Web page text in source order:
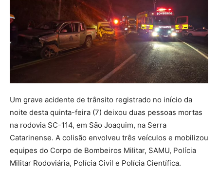
Um grave acidente de trânsito registrado no início da
noite desta quinta-feira (7) deixou duas pessoas mortas
na rodovia SC-114, em São Joaquim, na Serra
Catarinense. A colisão envolveu três veículos e mobilizou
equipes do Corpo de Bombeiros Militar, SAMU, Polícia
Militar Rodoviária, Polícia Civil e Polícia Científica.